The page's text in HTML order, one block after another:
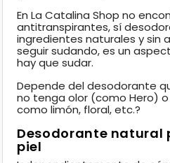
En La Catalina Shop no
antitranspirantes, sí
ingredientes naturales y sin
seguir sudando, es un
hay que sudar.
Depende del desodorante
no tenga olor (como Hero)
como limón, floral, etc.?
Desodorante natural
piel